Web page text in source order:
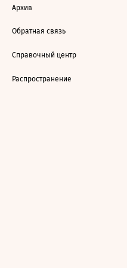
Архив
Обратная связь
Справочный центр
Распространение